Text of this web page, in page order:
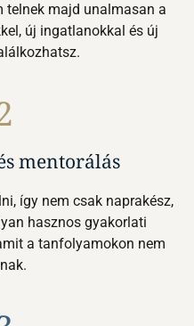
telnek majd unalmasan a
új ingatlanokkal és új
mentorálás
így nem csak naprakész,
hasznos gyakorlati
a tanfolyamokon nem